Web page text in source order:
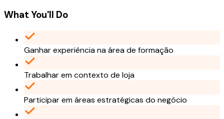
What You'll Do
Ganhar experiência na área de formação
Trabalhar em contexto de loja
Participar em áreas estratégicas do negócio